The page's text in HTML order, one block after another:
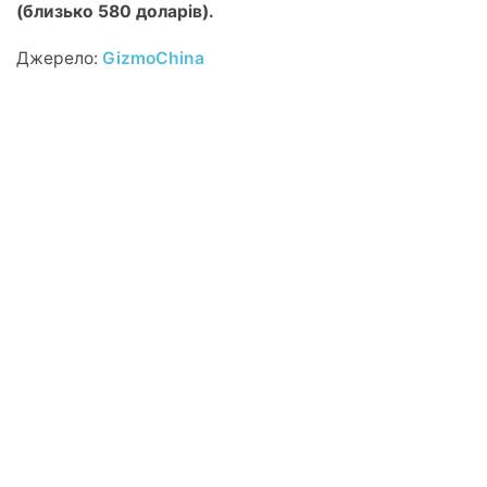
(близько 580 доларів).
Джерело: GizmoChina